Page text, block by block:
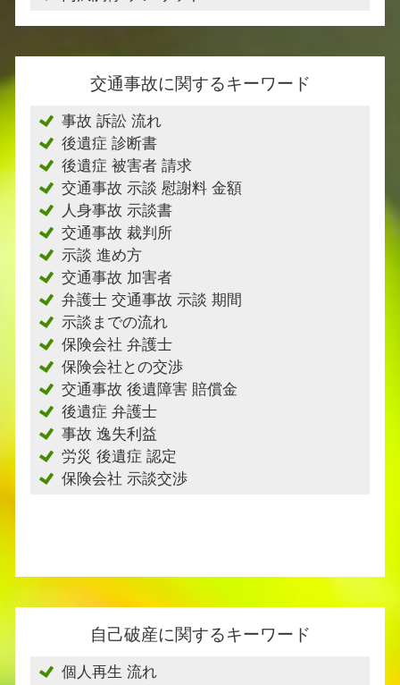
交通事故に関するキーワード
事故 訴訟 流れ
後遺症 診断書
後遺症 被害者 請求
交通事故 示談 慰謝料 金額
人身事故 示談書
交通事故 裁判所
示談 進め方
交通事故 加害者
弁護士 交通事故 示談 期間
示談までの流れ
保険会社 弁護士
保険会社との交渉
交通事故 後遺障害 賠償金
後遺症 弁護士
事故 逸失利益
労災 後遺症 認定
保険会社 示談交渉
自己破産に関するキーワード
個人再生 流れ